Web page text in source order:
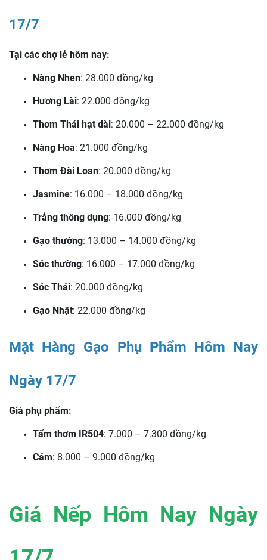
17/7
Tại các chợ lẻ hôm nay:
Nàng Nhen: 28.000 đồng/kg
Hương Lài: 22.000 đồng/kg
Thơm Thái hạt dài: 20.000 – 22.000 đồng/kg
Nàng Hoa: 21.000 đồng/kg
Thơm Đài Loan: 20.000 đồng/kg
Jasmine: 16.000 – 18.000 đồng/kg
Trắng thông dụng: 16.000 đồng/kg
Gạo thường: 13.000 – 14.000 đồng/kg
Sóc thường: 16.000 – 17.000 đồng/kg
Sóc Thái: 20.000 đồng/kg
Gạo Nhật: 22.000 đồng/kg
Mặt Hàng Gạo Phụ Phẩm Hôm Nay
Ngày 17/7
Giá phụ phẩm:
Tấm thơm IR504: 7.000 – 7.300 đồng/kg
Cám: 8.000 – 9.000 đồng/kg
Giá Nếp Hôm Nay Ngày